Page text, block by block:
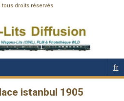
droits réservés
fr
istanbul 1905